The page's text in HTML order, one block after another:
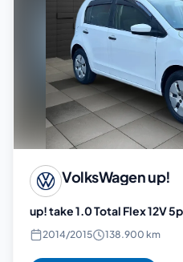
VolksWagenup!
up! take 1.0 Total Flex 12V 5p
2014/2015 138.900 km